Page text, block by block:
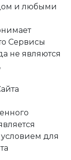
и любыми
Сервисы
не являются
для